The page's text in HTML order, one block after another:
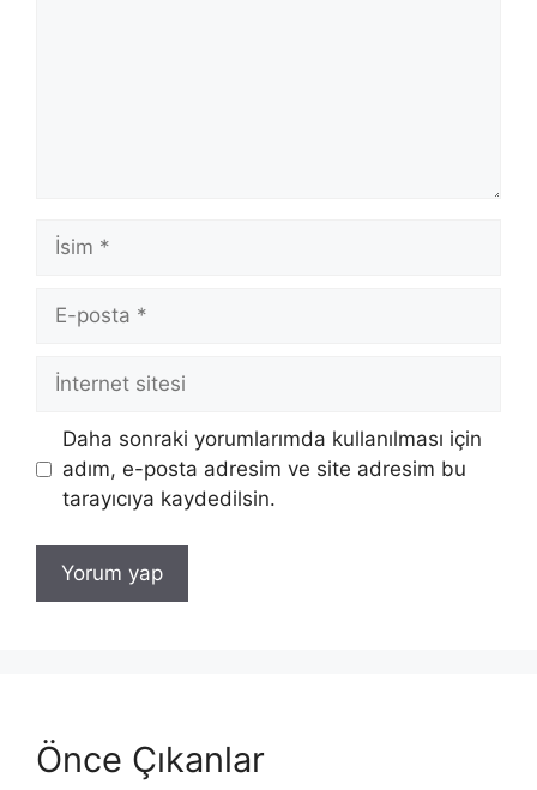
İsim
posta
İnternet
Daha sonraki yorumlarımda kullanılması için
adım, e-posta adresim ve site adresim bu
tarayıcıya kaydedilsin.
Önce Çıkanlar